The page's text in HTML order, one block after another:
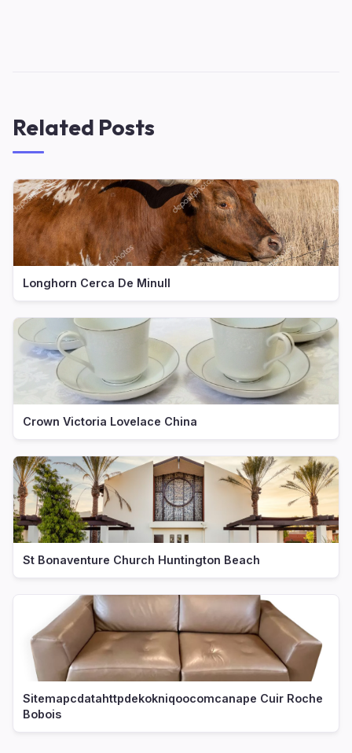
Related Posts
Longhorn Cerca De Minull
Crown Victoria Lovelace China
St Bonaventure Church Huntington Beach
Sitemapcdatahttpdekokniqoocomcanape Cuir Roche
Bobois